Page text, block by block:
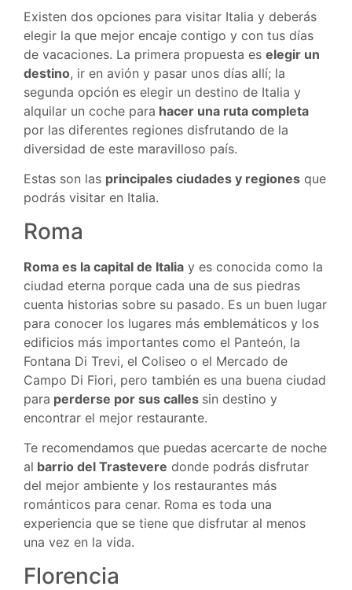
Existen dos opciones para visitar Italia y deberás
elegir la que mejor encaje contigo y con tus días
de vacaciones. La primera propuesta es elegir un
destino, ir en avión y pasar unos días allí; la
segunda opción es elegir un destino de Italia y
alquilar un coche para hacer una ruta completa
por las diferentes regiones disfrutando de la
diversidad de este maravilloso país.
Estas son las principales ciudades y regiones que
podrás visitar en Italia.
Roma
Roma es la capital de Italia y es conocida como la
ciudad eterna porque cada una de sus piedras
cuenta historias sobre su pasado. Es un buen lugar
para conocer los lugares más emblemáticos y los
edificios más importantes como el Panteón, la
Fontana Di Trevi, el Coliseo o el Mercado de
Campo Di Fiori, pero también es una buena ciudad
para perderse por sus calles sin destino y
encontrar el mejor restaurante.
Te recomendamos que puedas acercarte de noche
al barrio del Trastevere donde podrás disfrutar
del mejor ambiente y los restaurantes más
románticos para cenar. Roma es toda una
experiencia que se tiene que disfrutar al menos
una vez en la vida.
Florencia